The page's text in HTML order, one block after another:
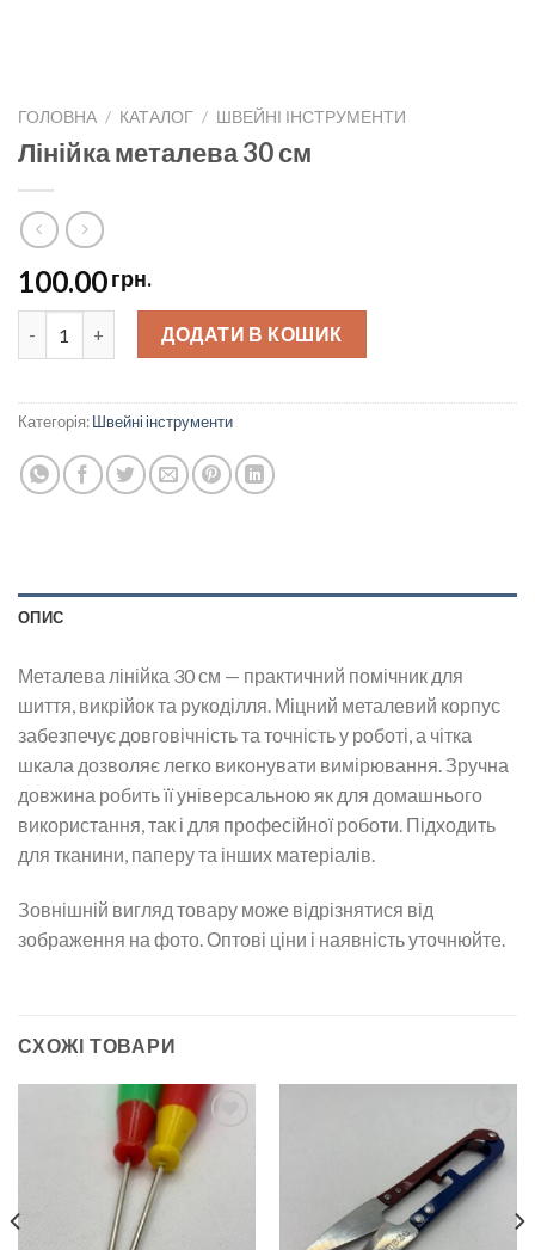
ГОЛОВНА / КАТАЛОГ / ШВЕЙНІ ІНСТРУМЕНТИ
Лінійка металева 30 см
100.00грн.
Лінійка металева 30 см quantity
ДОДАТИ В КОШИК
Категорія:Швейні інструменти
ОПИС
Металева лінійка 30 см — практичний помічник для
шиття, викрійок та рукоділля. Міцний металевий корпус
забезпечує довговічність та точність у роботі, а чітка
шкала дозволяє легко виконувати вимірювання. Зручна
довжина робить її універсальною як для домашнього
використання, так і для професійної роботи. Підходить
для тканини, паперу та інших матеріалів.
Зовнішній вигляд товару може відрізнятися від
зображення на фото. Оптові ціни і наявність уточнюйте.
СХОЖІ ТОВАРИ
Додати
Додати
до
списку
бажань